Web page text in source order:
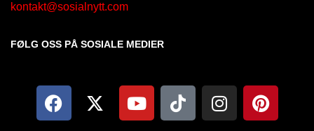
kontakt@sosialnytt.com
FØLG OSS PÅ SOSIALE MEDIER​